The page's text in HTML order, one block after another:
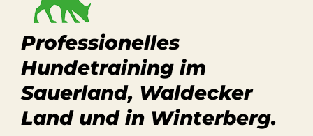
Professionelles
Hundetraining im
Sauerland, Waldecker
Land und in Winterberg.